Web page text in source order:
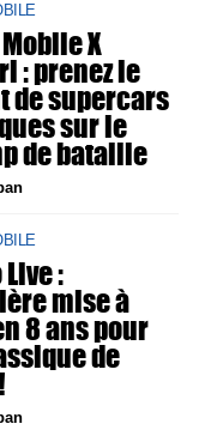
Mobile X
: prenez le
de supercars
sur le
de bataille
:
mise à
8 ans pour
de